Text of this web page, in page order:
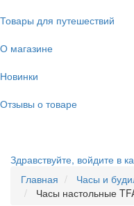
Товары для путешествий
О магазине
Новинки
Отзывы о товаре
Здравствуйте, войдите в
Главная
Часы и
Часы настольные